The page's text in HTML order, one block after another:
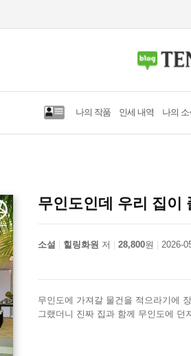
나의 작품 인세 내역 나의 소
무인도인데 우리 집이
소설 힐링화원 저 28,800원 2026-
무인도에 가져갈 물건을 적으라기에
그랬더니 진짜 집과 함께 무인도에 던